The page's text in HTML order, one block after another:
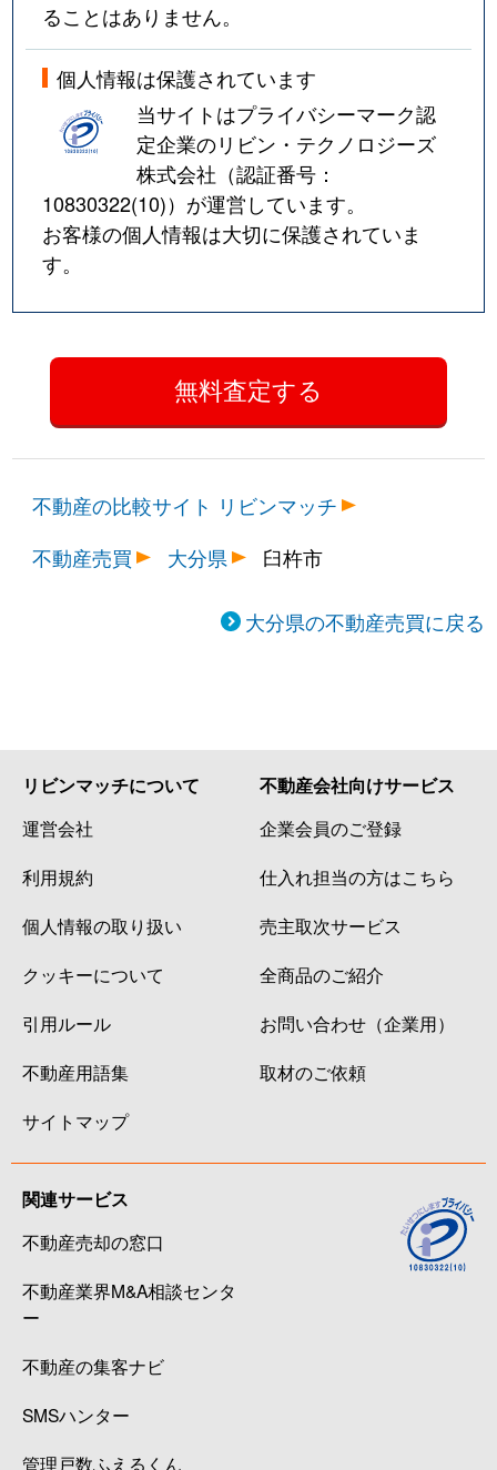
ることはありません。
個人情報は保護されています
当サイトはプライバシーマーク認
定企業のリビン・テクノロジーズ
株式会社（認証番号：
10830322(10)）が運営しています。
お客様の個人情報は大切に保護されていま
す。
不動産の比較サイト リビンマッチ
不動産売買
大分県 臼杵市
大分県の不動産売買に戻る
リビンマッチについて
運営会社
利用規約
個人情報の取り扱い
クッキーについて
引用ルール
不動産用語集
サイトマップ
不動産会社向けサービス
企業会員のご登録
仕入れ担当の方はこちら
売主取次サービス
全商品のご紹介
お問い合わせ（企業用）
取材のご依頼
関連サービス
不動産売却の窓口
不動産業界M&A相談センタ
ー
不動産の集客ナビ
SMSハンター
管理戸数ふえるくん